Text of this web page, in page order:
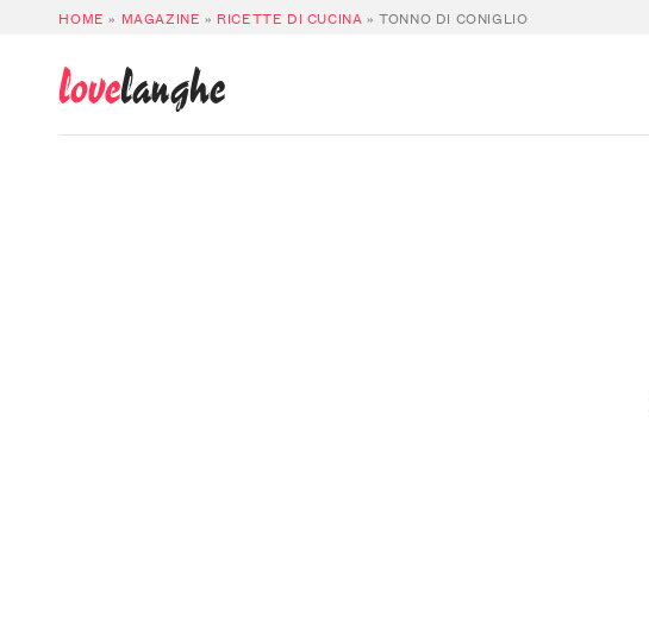
HOME » MAGAZINE » RICETTE DI CUCINA »TONNO DI CONIGLIO
lovelanghe